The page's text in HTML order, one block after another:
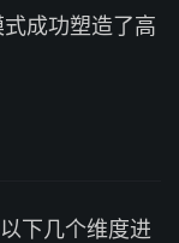
成功塑造了高
下几个维度进